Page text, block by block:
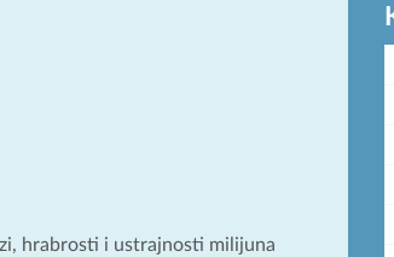
hrabrosti i ustrajnosti milijuna